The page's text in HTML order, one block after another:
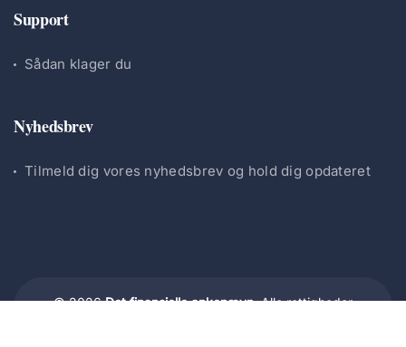
Support
Sådan klager du
Nyhedsbrev
Tilmeld dig vores nyhedsbrev og hold dig opdateret
© 2026Det finansielle ankenævn.Alle rettigheder